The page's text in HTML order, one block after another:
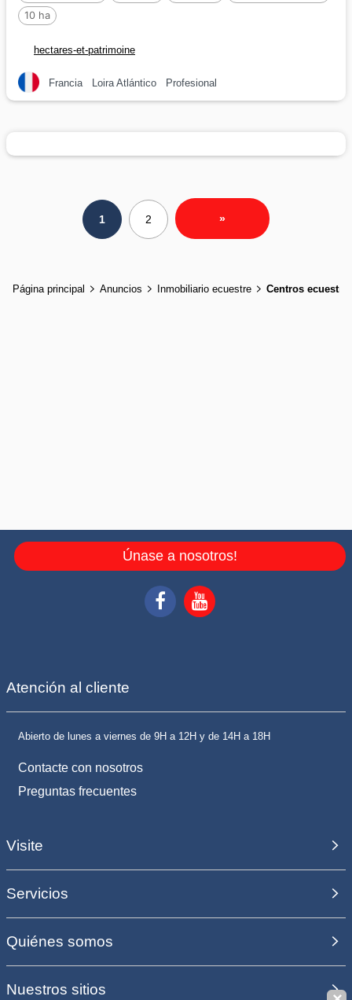
10 ha
hectares-et-patrimoine
Francia Loira Atlántico Profesional
1 2 »
Página principal Anuncios Inmobiliario ecuestre Centros
Únase a nosotros!
Atención al cliente
Abierto de lunes a viernes de 9H a 12H y de 14H a 18H
Contacte con nosotros
Preguntas frecuentes
Visite
Servicios
Quiénes somos
Nuestros sitios